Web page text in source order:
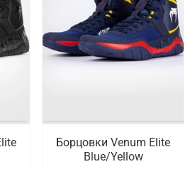
Борцовки Venum Elite
Blue/Yellow